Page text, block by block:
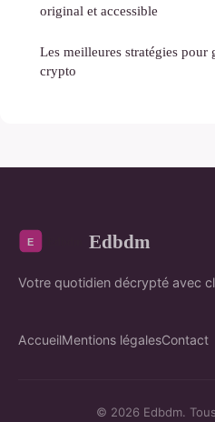
original et accessible
Les meilleures stratégies pour
crypto
Edbdm
Votre quotidien décrypté avec
AccueilMentions légalesContact
© 2026 Edbdm.